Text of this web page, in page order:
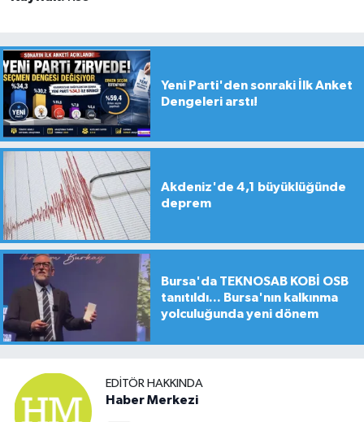
Yeni Parti'den sonraki İlk Anket
Dengeleri arstı!
Akdeniz'de 4,1 büyüklüğünde
deprem
Bursa'da TEKNOSAB KOBİ OSB
tanıtıldı... Bursa'nın kalkınma
yolculuğunda yeni dönem
EDITÖR HAKKINDA
Haber Merkezi